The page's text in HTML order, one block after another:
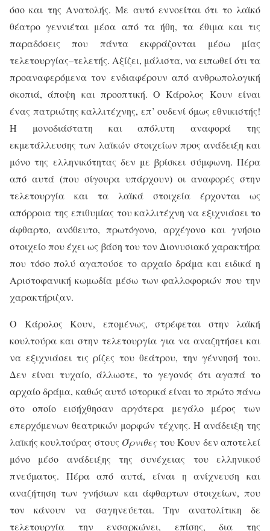
όσο και της Ανατολής. Με αυτό εννοείται ότι το λαϊκό
θέατρο γεννιέται μέσα από τα ήθη, τα έθιμα και τις
παραδόσεις που πάντα εκφράζονται μέσω μίας
τελετουργίας–τελετής. Αξίζει, μάλιστα, να ειπωθεί ότι τα
προαναφερόμενα τον ενδιαφέρουν από ανθρωπολογική
σκοπιά, άποψη και προοπτική. Ο Κάρολος Κουν είναι
ένας πατριώτης καλλιτέχνης, επ’ ουδενί όμως εθνικιστής!
Η μονοδιάστατη και απόλυτη αναφορά της
εκμετάλλευσης των λαϊκών στοιχείων προς ανάδειξη και
μόνο της ελληνικότητας δεν με βρίσκει σύμφωνη. Πέρα
από αυτά (που σίγουρα υπάρχουν) οι αναφορές στην
τελετουργία και τα λαϊκά στοιχεία έρχονται ως
απόρροια της επιθυμίας του καλλιτέχνη να εξιχνιάσει το
άφθαρτο, ανόθευτο, πρωτόγονο, αρχέγονο και γνήσιο
στοιχείο που έχει ως βάση του τον Διονυσιακό χαρακτήρα
που τόσο πολύ αγαπούσε το αρχαίο δράμα και ειδικά η
Αριστοφανική κωμωδία μέσω των φαλλοφοριών που την
χαρακτήριζαν.
Ο Κάρολος Κουν, επομένως, στρέφεται στην λαϊκή
κουλτούρα και στην τελετουργία για να αναζητήσει και
να εξιχνιάσει τις ρίζες του θεάτρου, την γέννησή του.
Δεν είναι τυχαίο, άλλωστε, το γεγονός ότι αγαπά το
αρχαίο δράμα, καθώς αυτό ιστορικά είναι το πρώτο πάνω
στο οποίο εισήχθησαν αργότερα μεγάλο μέρος των
επερχόμενων θεατρικών μορφών τέχνης. Η ανάδειξη της
λαϊκής κουλτούρας στους Όρνιθεςτου Κουν δεν αποτελεί
μόνο μέσο ανάδειξης της συνέχειας του ελληνικού
πνεύματος. Πέρα από αυτά, είναι η ανίχνευση και
αναζήτηση των γνήσιων και άφθαρτων στοιχείων, που
τον κάνουν να σαγηνεύεται. Την ανατολίτικη δε
τελετουργία την ενσαρκώνει, επίσης, δια της